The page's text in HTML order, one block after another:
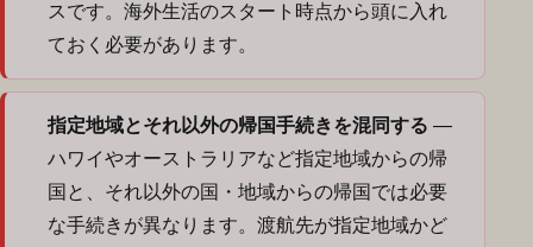
スです。海外生活のスタート時点から頭に入れ
ておく必要があります。
指定地域とそれ以外の帰国手続きを混同する —
ハワイやオーストラリアなど指定地域からの帰
国と、それ以外の国・地域からの帰国では必要
な手続きが異なります。渡航先が指定地域かど